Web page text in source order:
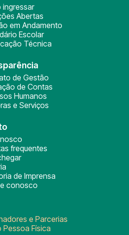
ingressar
Abertas
em Andamento
Escolar
Técnica
de Gestão
de Contas
Humanos
e Serviços
frequentes
de Imprensa
conosco
e Parcerias
Pessoa Física